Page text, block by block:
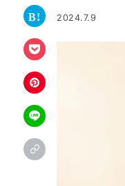
2024.7.9